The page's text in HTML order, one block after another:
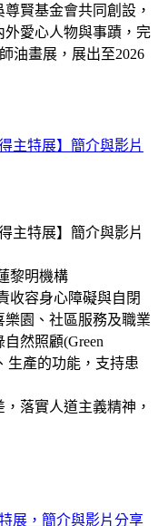
賢基金會共同創設，
愛心人物與事蹟，完
油畫展，展出至2026
主特展】簡介與影片
主特展】簡介與影片
黎明機構
收容身心障礙與自閉
園、社區服務及職業
然照顧(Green
生產的功能，支持患
落實人道主義精神，
展，簡介與影片分享